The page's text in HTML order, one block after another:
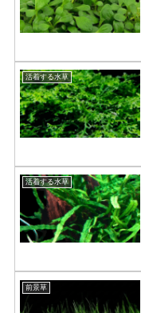
活着する水草
活着する水草
前景草